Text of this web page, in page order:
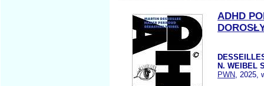
ADHD
N. WEIBEL
PWN, 2025,